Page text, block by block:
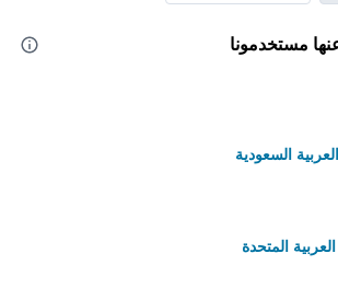
مستخدمونا
السعودية
المتحدة